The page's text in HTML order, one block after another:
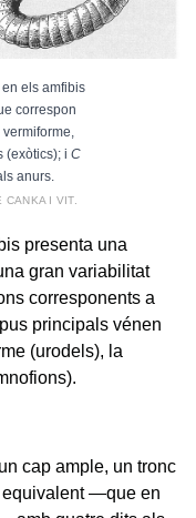
els amfibis
correspon
(exòtics); iC
anurs.
CANKA I VIT.
presenta una
gran variabilitat
corresponents a
principals vénen
(urodels), la
cap ample, un tronc
equivalent —que en